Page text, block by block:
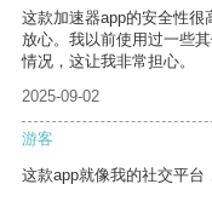
这款加速器app的安全性很
放心。我以前使用过一些
情况，这让我非常担心。
2025-09-02
游客
这款app就像我的社交平台